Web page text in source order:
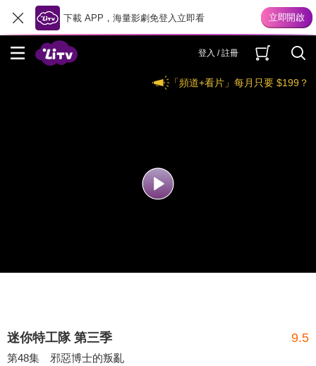
下載 APP，海量影劇免登入立即看
登入 / 註冊
「頻道+看片」每月只要 $199？
迷你特工隊 第三季 9.5
第48集 邪惡博士的叛亂